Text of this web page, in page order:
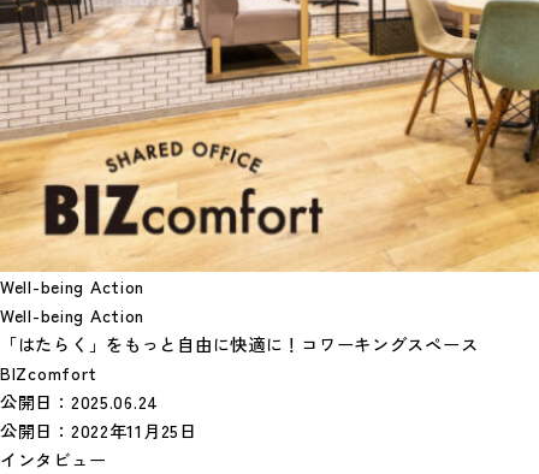
Well-being Action
Well-being Action
「はたらく」をもっと自由に快適に！コワーキングスペース
BIZcomfort
公開日： 2025.06.24
公開日： 2022年11月25日
インタビュー